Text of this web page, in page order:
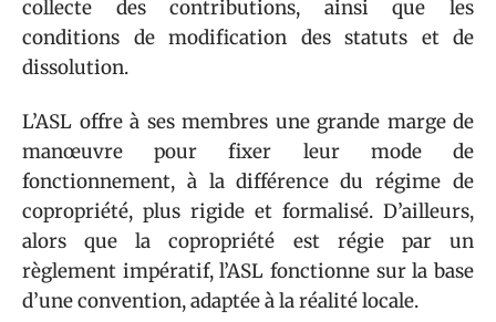
collecte des contributions, ainsi que les
conditions de modification des statuts et de
dissolution.
L’ASL offre à ses membres une grande marge de
manœuvre pour fixer leur mode de
fonctionnement, à la différence du régime de
copropriété, plus rigide et formalisé. D’ailleurs,
alors que la copropriété est régie par un
règlement impératif, l’ASL fonctionne sur la base
d’une convention, adaptée à la réalité locale.